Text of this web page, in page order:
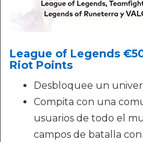
League of Legends
Riot Points
Desbloquee un
Compita con una
usuarios de todo el
campos de batalla con